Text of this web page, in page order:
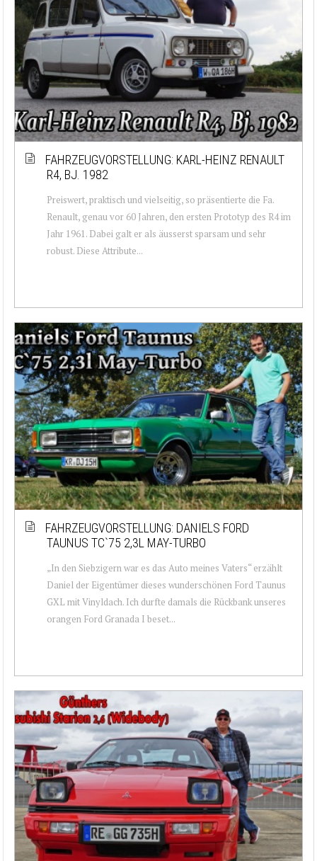
FAHRZEUGVORSTELLUNG: KARL-HEINZ RENAULT
R4, BJ. 1982
Preiswert, praktisch und vielseitig, so präsentierte die Fa.
Renault, genau vor 60 Jahren, den ersten Prototyp des R4 im
Jahr 1961. Dabei galt er als äusserst sparsam und sehr
robust. Diese Attribute...
FAHRZEUGVORSTELLUNG: DANIELS FORD
TAUNUS TC`75 2,3L MAY-TURBO
„In den Siebzigern war es das Auto meines Vaters“ erzählt
Daniel der Eigentümer dieses wunderschönen Ford Taunus
GXL mit Vinyldach. Ich durfte damals die Rückbank unseres
orangen Ford Granada I beset...